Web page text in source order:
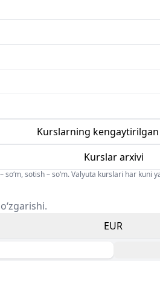
Kurslarning
Kurslar arxivi
sotish – so‘m. Valyuta kurslari har kuni
EUR